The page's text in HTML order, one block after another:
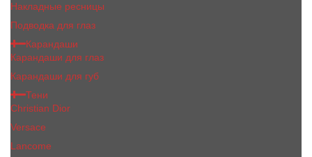
Накладные ресницы
Подводка для глаз
Карандаши
Карандаши для глаз
Карандаши для губ
Тени
Christian Dior
Versace
Lancome